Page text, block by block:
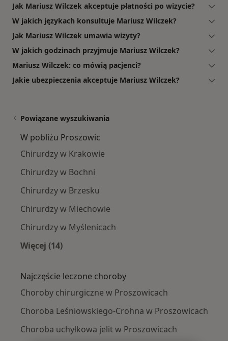
Jak Mariusz Wilczek akceptuje płatności po wizycie?
W jakich językach konsultuje Mariusz Wilczek?
Jak Mariusz Wilczek umawia wizyty?
W jakich godzinach przyjmuje Mariusz Wilczek?
Mariusz Wilczek: co mówią pacjenci?
Jakie ubezpieczenia akceptuje Mariusz Wilczek?
Powiązane wyszukiwania
W pobliżu Proszowic
Chirurdzy w Krakowie
Chirurdzy w Bochni
Chirurdzy w Brzesku
Chirurdzy w Miechowie
Chirurdzy w Myślenicach
Więcej (14)
Najczęście leczone choroby
Choroby chirurgiczne w Proszowicach
Choroba Leśniowskiego-Crohna w Proszowicach
Choroba uchyłkowa jelit w Proszowicach